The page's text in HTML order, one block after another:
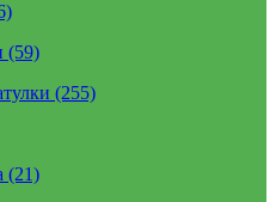
(59)
(255)
(21)